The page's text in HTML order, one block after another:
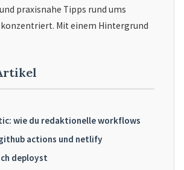
praxisnahe Tipps rund ums
Mit einem Hintergrund
wie du redaktionelle workflows
actions und netlify
deployst